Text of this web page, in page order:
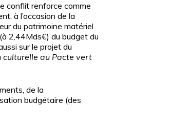
conflit renforce comme
à l’occasion de la
du patrimoine matériel
2,44Mds€) du budget du
sur le projet du
au Pacte vert
de la
budgétaire (des